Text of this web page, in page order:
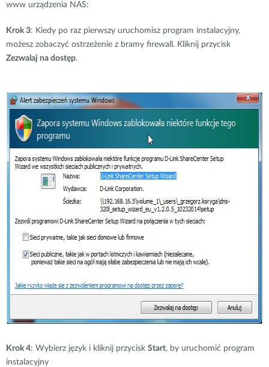
www urządzenia NAS:
Krok 3: Kiedy po raz pierwszy uruchomisz program instalacyjny,
możesz zobaczyć ostrzeżenie z bramy firewall. Kliknij przycisk
Zezwalaj na dostęp.
Krok 4: Wybierz język i kliknij przycisk Start, by uruchomić program
instalacyjny